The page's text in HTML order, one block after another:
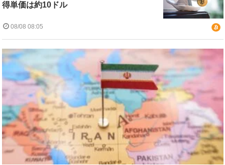
得単価は約10ドル
08/08 08:05